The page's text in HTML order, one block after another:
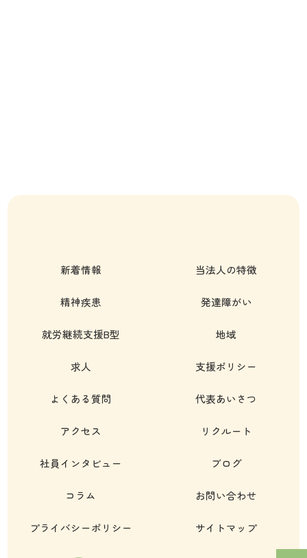
新着情報 当法人の特徴
精神疾患 発達障がい
就労継続支援B型 地域
求人 支援ポリシー
よくある質問 代表あいさつ
アクセス リクルート
社員インタビュー ブログ
コラム お問い合わせ
プライバシーポリシー サイトマップ